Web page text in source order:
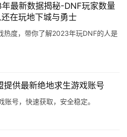
最新数据揭秘-DNF玩家数量
在玩地下城与勇士
热度，带你了解2023年玩DNF的人是
供最新绝地求生游戏账号
号，快速获取，安全稳定。